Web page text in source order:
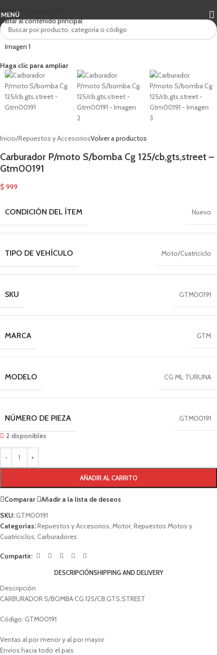
Saltar a la navegación
Saltar al contenido principal
MENÚ
Haga clic para ampliar
Inicio/Repuestos y AccesoriosVolver a productos
Carburador P/moto S/bomba Cg 125/cb,gts,street –
Gtm00191
$ 999
CONDICIÓN DEL ÍTEM Nuevo
TIPO DE VEHÍCULO Moto/Cuatriciclo
SKU GTM00191
MARCA GTM
MODELO CG ML TURUNA
NÚMERO DE PIEZA
GTM00191
2 disponibles
AÑADIR AL CARRITO
Comparar
Añadir a la lista de deseos
SKU:GTM00191
Categorías:Repuestos y Accesorios, Motor, Repuestos Motos y
Cuatriciclos, Carburadores
Compartir:
DESCRIPCIÓNSHIPPING AND DELIVERY
Descripción
CARBURADOR S/BOMBA CG 125/CB,GTS,STREET
Código: GTM00191
Ventas al por menor y al por mayor
Envíos hacia todo el país